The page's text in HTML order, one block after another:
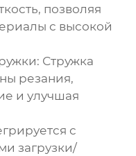
позволяя
с высокой
Стружка
резания,
и улучшая
с
загрузки/